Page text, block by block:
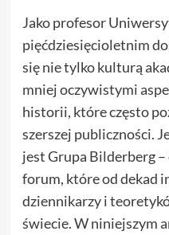
Jako profesor
pięćdziesięcioletnim
się nie tylko kulturą
mniej oczywistymi
historii, które często
szerszej publiczności.
jest Grupa Bilderberg
forum, które od dekad
dziennikarzy i
świecie. W niniejszym